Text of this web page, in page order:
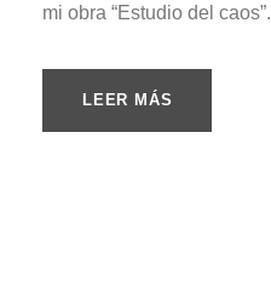
mi obra “Estudio del caos”.
LEER MÁS